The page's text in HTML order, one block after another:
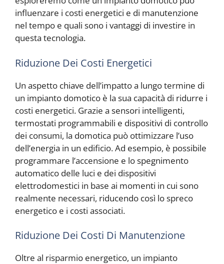
influenzare i costi energetici e di manutenzione
nel tempo e quali sono i vantaggi di investire in
questa tecnologia.
Riduzione Dei Costi Energetici
Un aspetto chiave dell’impatto a lungo termine di
un impianto domotico è la sua capacità di ridurre i
costi energetici. Grazie a sensori intelligenti,
termostati programmabili e dispositivi di controllo
dei consumi, la domotica può ottimizzare l’uso
dell’energia in un edificio. Ad esempio, è possibile
programmare l’accensione e lo spegnimento
automatico delle luci e dei dispositivi
elettrodomestici in base ai momenti in cui sono
realmente necessari, riducendo così lo spreco
energetico e i costi associati.
Riduzione Dei Costi Di Manutenzione
Oltre al risparmio energetico, un impianto